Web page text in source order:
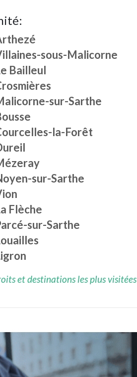
sous-Malicorne
Bailleul
sur-Sarthe
la-Forêt
sur-Sarthe
Flèche
sur-Sarthe
et destinations les plus visitées